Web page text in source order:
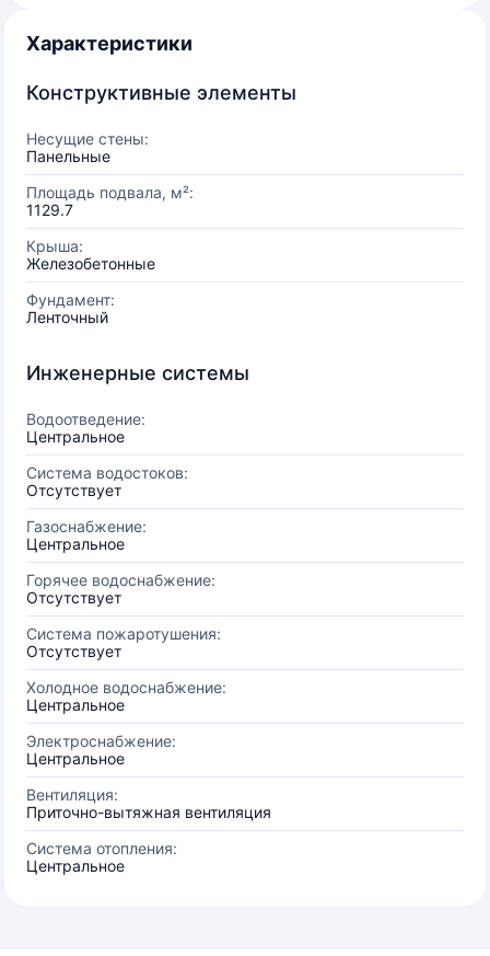
Характеристики
Конструктивные элементы
Несущие стены:
Панельные
Площадь подвала, м²:
1129.7
Крыша:
Железобетонные
Фундамент:
Ленточный
Инженерные системы
Водоотведение:
Центральное
Система водостоков:
Отсутствует
Газоснабжение:
Центральное
Горячее водоснабжение:
Отсутствует
Система пожаротушения:
Отсутствует
Холодное водоснабжение:
Центральное
Электроснабжение:
Центральное
Вентиляция:
Приточно-вытяжная вентиляция
Система отопления:
Центральное